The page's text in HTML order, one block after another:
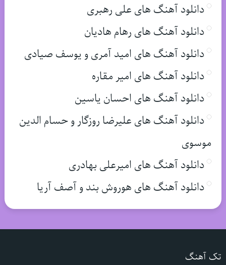
دانلود آهنگ های علی رهبری
دانلود آهنگ های رهام هادیان
دانلود آهنگ های امید آمری و یوسف صیادی
دانلود آهنگ های امیر مقاره
دانلود آهنگ های احسان یاسین
دانلود آهنگ های علیرضا روزگار و حسام الدین
موسوی
دانلود آهنگ های امیرعلی بهادری
دانلود آهنگ های هوروش بند و آصف آریا
تک آهنگ